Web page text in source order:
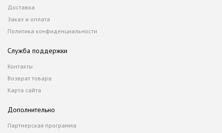
Доставка
Заказ и оплата
Политика конфиденциальности
Служба поддержки
Контакты
Возврат товара
Карта сайта
Дополнительно
Партнерская программа